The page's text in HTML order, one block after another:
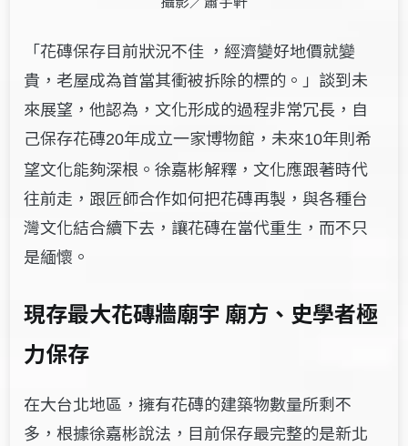
「花磚保存目前狀況不佳 ，經濟變好地價就變
貴，老屋成為首當其衝被拆除的標的。」談到未
來展望，他認為，文化形成的過程非常冗長，自
己保存花磚20年成立一家博物館，未來10年則希
望文化能夠深根。徐嘉彬解釋，文化應跟著時代
往前走，跟匠師合作如何把花磚再製，與各種台
灣文化結合續下去，讓花磚在當代重生，而不只
是緬懷。
現存最大花磚牆廟宇 廟方、史學者極
力保存
在大台北地區，擁有花磚的建築物數量所剩不
多，根據徐嘉彬說法，目前保存最完整的是新北